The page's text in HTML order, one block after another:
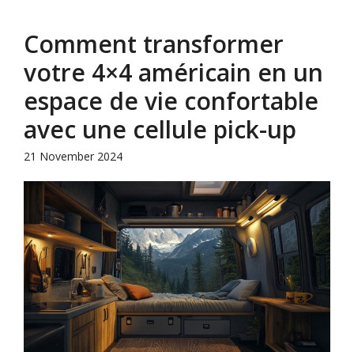
Comment transformer
votre 4×4 américain en un
espace de vie confortable
avec une cellule pick-up
21 November 2024